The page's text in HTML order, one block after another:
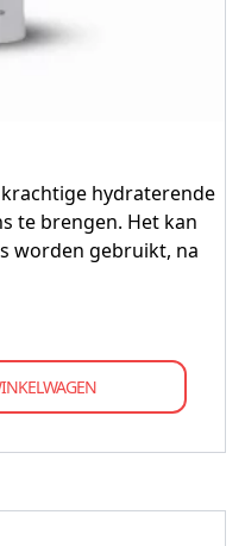
krachtige hydraterende
te brengen. Het kan
worden gebruikt, na